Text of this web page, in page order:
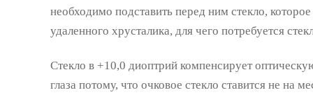
необходимо подставить перед ним стекло,
удаленного хрусталика, для чего потребуется
Стекло в +10,0 диоптрий компенсирует
глаза потому, что очковое стекло ставится не на